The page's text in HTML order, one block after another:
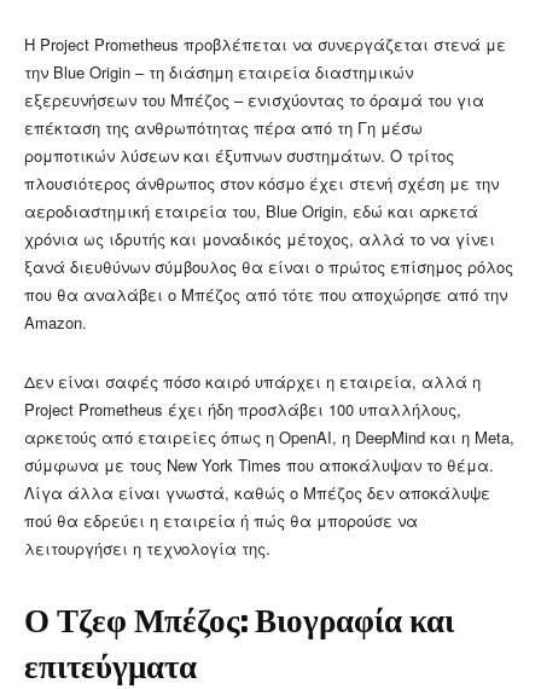
Η Project Prometheus προβλέπεται να συνεργάζεται στενά με
την Blue Origin – τη διάσημη εταιρεία διαστημικών
εξερευνήσεων του Μπέζος – ενισχύοντας το όραμά του για
επέκταση της ανθρωπότητας πέρα από τη Γη μέσω
ρομποτικών λύσεων και έξυπνων συστημάτων.​ Ο τρίτος
πλουσιότερος άνθρωπος στον κόσμο έχει στενή σχέση με την
αεροδιαστημική εταιρεία του, Blue Origin, εδώ και αρκετά
χρόνια ως ιδρυτής και μοναδικός μέτοχος, αλλά το να γίνει
ξανά διευθύνων σύμβουλος θα είναι ο πρώτος επίσημος ρόλος
που θα αναλάβει ο Μπέζος από τότε που αποχώρησε από την
Amazon.
Δεν είναι σαφές πόσο καιρό υπάρχει η εταιρεία, αλλά η
Project Prometheus έχει ήδη προσλάβει 100 υπαλλήλους,
αρκετούς από εταιρείες όπως η OpenAI, η DeepMind και η Meta,
σύμφωνα με τους New York Times που αποκάλυψαν το θέμα.
Λίγα άλλα είναι γνωστά, καθώς ο Μπέζος δεν αποκάλυψε
πού θα εδρεύει η εταιρεία ή πώς θα μπορούσε να
λειτουργήσει η τεχνολογία της.
Ο Τζεφ Μπέζος: Βιογραφία και
επιτεύγματα